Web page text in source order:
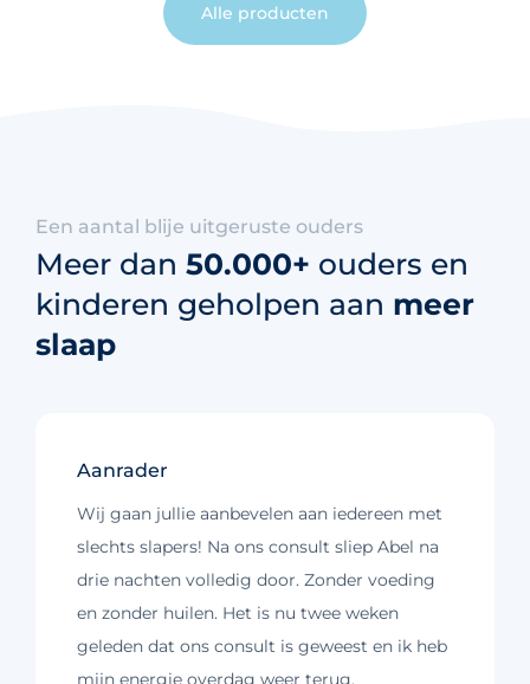
Alle producten
Een aantal blije uitgeruste ouders
Meer dan 50.000+ ouders en
kinderen geholpen aan meer
slaap
Aanrader
Wij gaan jullie aanbevelen aan iedereen met
slechts slapers! Na ons consult sliep Abel na
drie nachten volledig door. Zonder voeding
en zonder huilen. Het is nu twee weken
geleden dat ons consult is geweest en ik heb
mijn energie overdag weer terug.